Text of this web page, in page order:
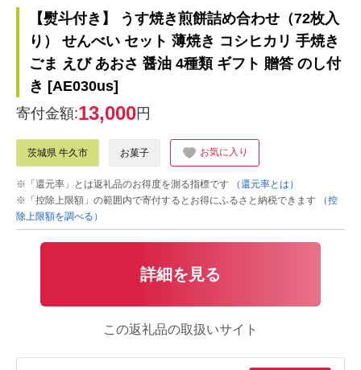
【熨斗付き】 うす焼き煎餅詰め合わせ（72枚入
り） せんべい セット 薄焼き コシヒカリ 手焼き
ごま えび あおさ 醤油 4種類 ギフト 贈答 のし付
き [AE030us]
寄付金額:13,000円
茨城県 牛久市 お菓子 お気に入り
※「還元率」とは返礼品のお得度を測る指標です
（還元率とは）
※「控除上限額」の範囲内で寄付するとお得にふるさと納税できます
（控
除上限額を調べる）
詳細を見る
この返礼品の取扱いサイト